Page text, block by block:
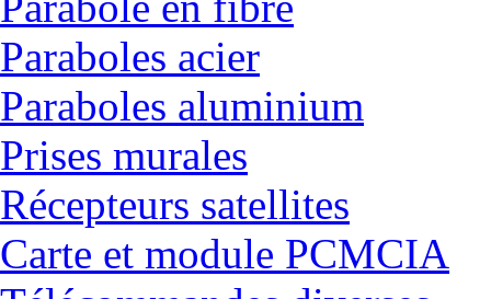
Paraboles acier
Paraboles aluminium
Prises murales
Récepteurs satellites
Carte et module PCMCIA